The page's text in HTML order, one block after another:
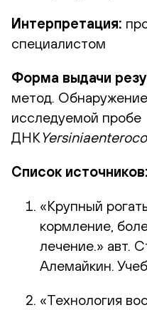
Интерпретация:
специалистом
Форма выдачи
метод.
исследуемой пробе
ДНК
Список источников:
«Крупный
кормление,
лечение.» авт.
Алемайкин.
«Технология